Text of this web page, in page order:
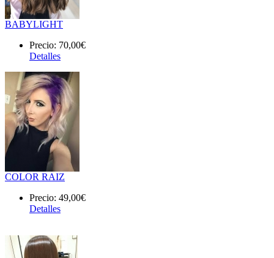
BABYLIGHT
Precio: 70,00€
Detalles
COLOR RAIZ
Precio: 49,00€
Detalles